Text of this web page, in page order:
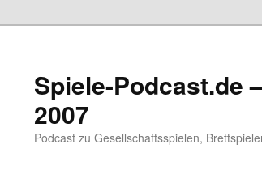
Spiele-Podcast.de
2007
Podcast zu Gesellschaftsspielen,